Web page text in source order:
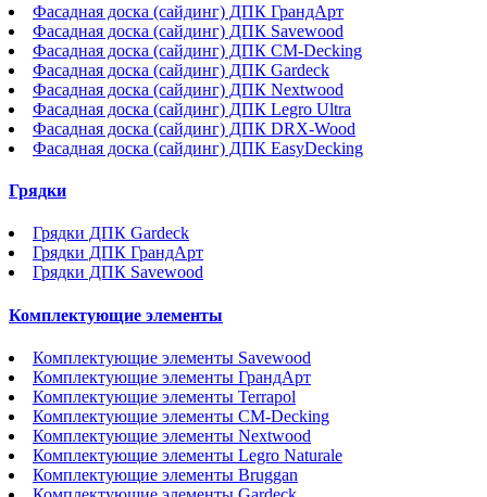
Фасадная доска (сайдинг) ДПК ГрандАрт
Фасадная доска (сайдинг) ДПК Savewood
Фасадная доска (сайдинг) ДПК CM-Decking
Фасадная доска (сайдинг) ДПК Gardeck
Фасадная доска (сайдинг) ДПК Nextwood
Фасадная доска (сайдинг) ДПК Legro Ultra
Фасадная доска (сайдинг) ДПК DRX-Wood
Фасадная доска (сайдинг) ДПК EasyDecking
Грядки
Грядки ДПК Gardeck
Грядки ДПК ГрандАрт
Грядки ДПК Savewood
Комплектующие элементы
Комплектующие элементы Savewood
Комплектующие элементы ГрандАрт
Комплектующие элементы Terrapol
Комплектующие элементы CM-Decking
Комплектующие элементы Nextwood
Комплектующие элементы Legro Naturale
Комплектующие элементы Bruggan